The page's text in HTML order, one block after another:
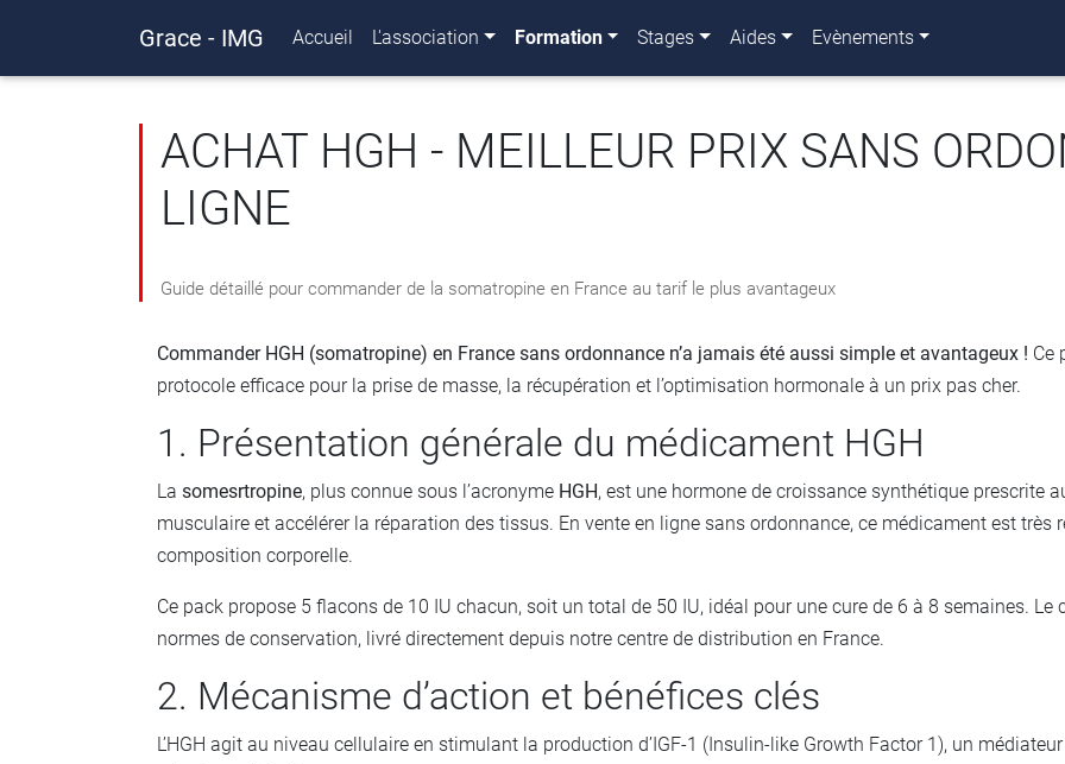
Grace - IMG Accueil L'association Formation Stages Aides Evènements
ACHAT HGH - MEILLEUR PRIX SANS
LIGNE
Guide détaillé pour commander de la somatropine en France au tarif le plus avantageux
Commander HGH (somatropine) en France sans ordonnance n’a jamais été aussi simple et avantageux ! Ce
protocole efficace pour la prise de masse, la récupération et l’optimisation hormonale à un prix pas cher.
1. Présentation générale du médicament HGH
La somesrtropine, plus connue sous l’acronyme HGH, est une hormone de croissance synthétique prescrite
musculaire et accélérer la réparation des tissus. En vente en ligne sans ordonnance, ce médicament est très
composition corporelle.
Ce pack propose 5 flacons de 10 IU chacun, soit un total de 50 IU, idéal pour une cure de 6 à 8 semaines.
normes de conservation, livré directement depuis notre centre de distribution en France.
2. Mécanisme d’action et bénéfices clés
L’HGH agit au niveau cellulaire en stimulant la production d’IGF-1 (Insulin-like Growth Factor 1), un